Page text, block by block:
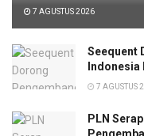
7 AGUSTUS 2026
Seequent
7 AGUSTUS
PLN